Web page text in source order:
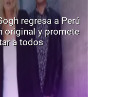
regresa a Perú
original y promete
a todos